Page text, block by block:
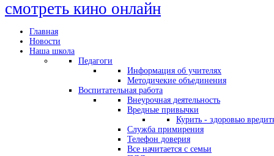
смотреть кино онлайн
Главная
Новости
Наша школа
Педагоги
Информация об учителях
Методичекие объединения
Воспитательная работа
Внеурочная деятельность
Вредные привычки
Курить - здоровью
Служба примирения
Телефон доверия
Все начитается с семьи